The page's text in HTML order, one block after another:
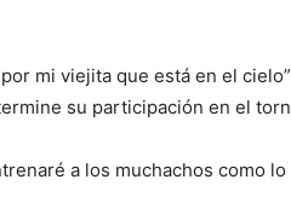
mi viejita que está en el
su participación en el
a los muchachos como lo